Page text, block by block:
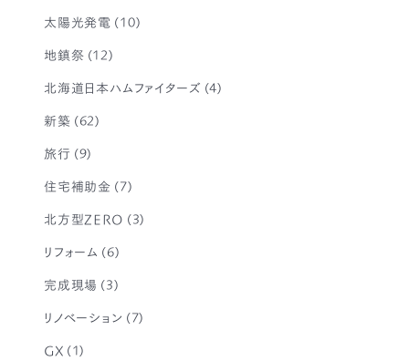
太陽光発電 (10)
地鎮祭 (12)
北海道日本ハムファイターズ (4)
新築 (62)
旅行 (9)
住宅補助金 (7)
北方型ZERO (3)
リフォーム (6)
完成現場 (3)
リノベーション (7)
GX (1)